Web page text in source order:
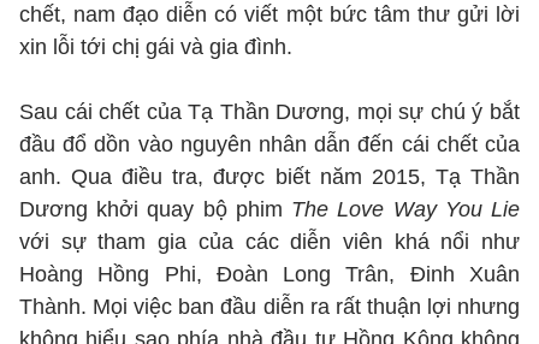
chết, nam đạo diễn có viết một bức tâm thư gửi lời
xin lỗi tới chị gái và gia đình.
Sau cái chết của Tạ Thần Dương, mọi sự chú ý bắt
đầu đổ dồn vào nguyên nhân dẫn đến cái chết của
anh. Qua điều tra, được biết năm 2015, Tạ Thần
Dương khởi quay bộ phim The Love Way You Lie
với sự tham gia của các diễn viên khá nổi như
Hoàng Hồng Phi, Đoàn Long Trân, Đinh Xuân
Thành. Mọi việc ban đầu diễn ra rất thuận lợi nhưng
không hiểu sao phía nhà đầu tư Hồng Kông không